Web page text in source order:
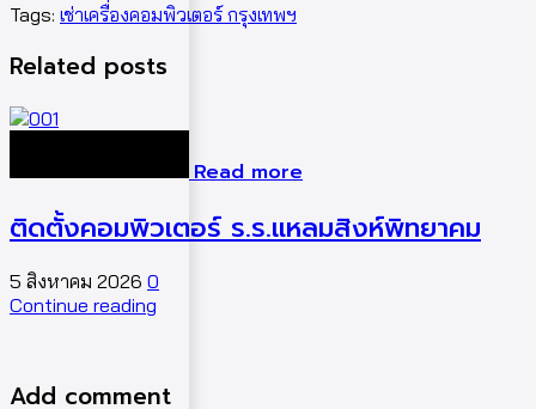
Tags: เช่าเครื่องคอมพิวเตอร์ กรุงเทพฯ
Related posts
Read more
ติดตั้งคอมพิวเตอร์ ร.ร.แหลมสิงห์พิทยาคม
5 สิงหาคม 2026 0
Continue reading
Add comment